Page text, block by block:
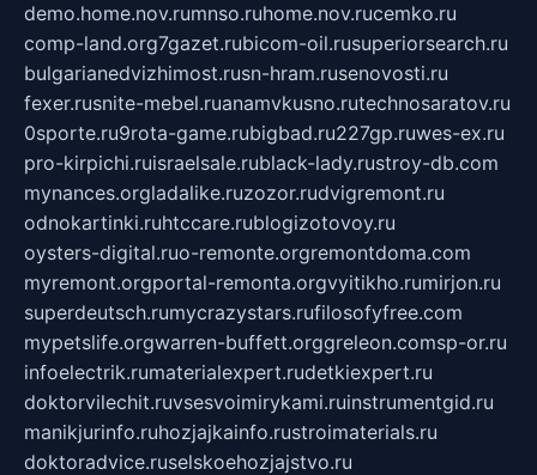
demo.home.nov.rumnso.ruhome.nov.rucemko.ru
comp-land.org7gazet.rubicom-oil.rusuperiorsearch.ru
bulgarianedvizhimost.rusn-hram.rusenovosti.ru
fexer.rusnite-mebel.ruanamvkusno.rutechnosaratov.ru
0sporte.ru9rota-game.rubigbad.ru227gp.ruwes-ex.ru
pro-kirpichi.ruisraelsale.rublack-lady.rustroy-db.com
mynances.orgladalike.ruzozor.rudvigremont.ru
odnokartinki.ruhtccare.rublogizotovoy.ru
oysters-digital.ruo-remonte.orgremontdoma.com
myremont.orgportal-remonta.orgvyitikho.rumirjon.ru
superdeutsch.rumycrazystars.rufilosofyfree.com
mypetslife.orgwarren-buffett.orggreleon.comsp-or.ru
infoelectrik.rumaterialexpert.rudetkiexpert.ru
doktorvilechit.ruvsesvoimirykami.ruinstrumentgid.ru
manikjurinfo.ruhozjajkainfo.rustroimaterials.ru
doktoradvice.ruselskoehozjajstvo.ru